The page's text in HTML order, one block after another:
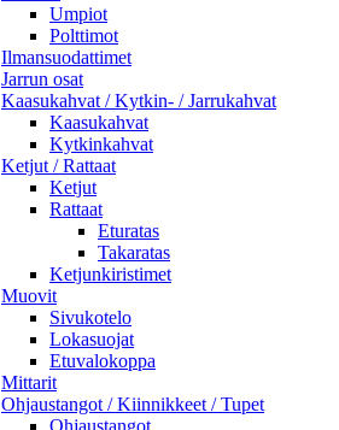
Umpiot
Polttimot
Ilmansuodattimet
Jarrun osat
Kaasukahvat / Kytkin- / Jarrukahvat
Kaasukahvat
Kytkinkahvat
Ketjut / Rattaat
Ketjut
Rattaat
Eturatas
Takaratas
Ketjunkiristimet
Muovit
Sivukotelo
Lokasuojat
Etuvalokoppa
Mittarit
Ohjaustangot / Kiinnikkeet / Tupet
Ohjaustangot